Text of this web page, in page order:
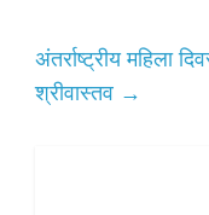
अंतर्राष्ट्रीय महिला
श्रीवास्तव →